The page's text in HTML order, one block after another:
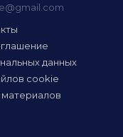
данных
cookie